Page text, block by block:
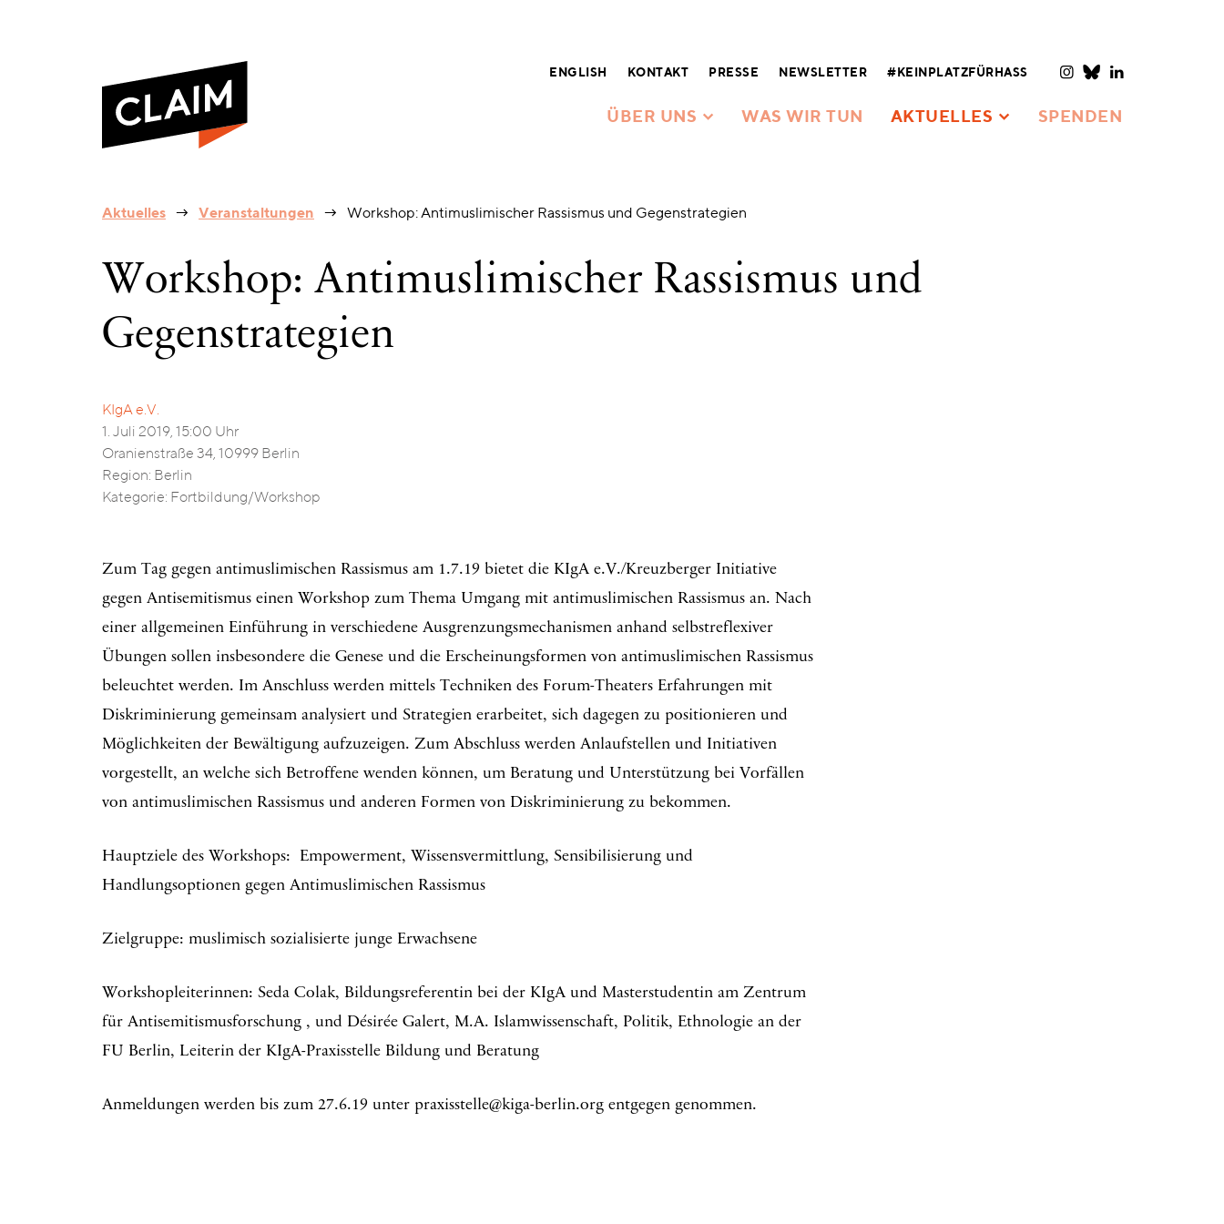
ENGLISH KONTAKT PRESSE NEWSLETTER #KEINPLATZFÜRHASS
ÜBER UNS WAS WIR TUN AKTUELLES SPENDEN
Aktuelles Veranstaltungen Workshop: Antimuslimischer Rassismus und Gegenstrategien
Workshop: Antimuslimischer Rassismus und
Gegenstrategien
KIgA e.V.
1. Juli 2019, 15:00 Uhr
Oranienstraße 34, 10999 Berlin
Region: Berlin
Kategorie: Fortbildung/Workshop
Zum Tag gegen antimuslimischen Rassismus am 1.7.19 bietet die KIgA e.V./Kreuzberger Initiative
gegen Antisemitismus einen Workshop zum Thema Umgang mit antimuslimischen Rassismus an. Nach
einer allgemeinen Einführung in verschiedene Ausgrenzungsmechanismen anhand selbstreflexiver
Übungen sollen insbesondere die Genese und die Erscheinungsformen von antimuslimischen Rassismus
beleuchtet werden. Im Anschluss werden mittels Techniken des Forum-Theaters Erfahrungen mit
Diskriminierung gemeinsam analysiert und Strategien erarbeitet, sich dagegen zu positionieren und
Möglichkeiten der Bewältigung aufzuzeigen. Zum Abschluss werden Anlaufstellen und Initiativen
vorgestellt, an welche sich Betroffene wenden können, um Beratung und Unterstützung bei Vorfällen
von antimuslimischen Rassismus und anderen Formen von Diskriminierung zu bekommen.
Hauptziele des Workshops: Empowerment, Wissensvermittlung, Sensibilisierung und
Handlungsoptionen gegen Antimuslimischen Rassismus
Zielgruppe: muslimisch sozialisierte junge Erwachsene
Workshopleiterinnen: Seda Colak, Bildungsreferentin bei der KIgA und Masterstudentin am Zentrum
für Antisemitismusforschung , und Désirée Galert, M.A. Islamwissenschaft, Politik, Ethnologie an der
FU Berlin, Leiterin der KIgA-Praxisstelle Bildung und Beratung
Anmeldungen werden bis zum 27.6.19 unter praxisstelle@kiga-berlin.org entgegen genommen.